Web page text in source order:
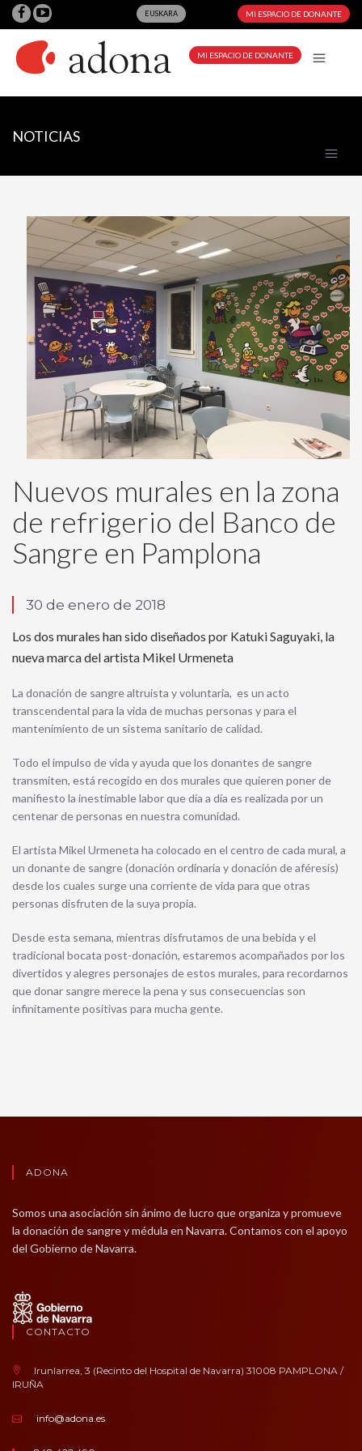
EUSKARA MI ESPACIO DE DONANTE
MI ESPACIO DE DONANTE
NOTICIAS
Nuevos murales en la zona
de refrigerio del Banco de
Sangre en Pamplona
30 de enero de 2018
Los dos murales han sido diseñados por Katuki Saguyaki, la
nueva marca del artista Mikel Urmeneta
La donación de sangre altruista y voluntaria, es un acto
transcendental para la vida de muchas personas y para el
mantenimiento de un sistema sanitario de calidad.
Todo el impulso de vida y ayuda que los donantes de sangre
transmiten, está recogido en dos murales que quieren poner de
manifiesto la inestimable labor que día a día es realizada por un
centenar de personas en nuestra comunidad.
El artista Mikel Urmeneta ha colocado en el centro de cada mural, a
un donante de sangre (donación ordinaria y donación de aféresis)
desde los cuales surge una corriente de vida para que otras
personas disfruten de la suya propia.
Desde esta semana, mientras disfrutamos de una bebida y el
tradicional bocata post-donación, estaremos acompañados por los
divertidos y alegres personajes de estos murales, para recordarnos
que donar sangre merece la pena y sus consecuencias son
infinitamente positivas para mucha gente.
ADONA
Somos una asociación sin ánimo de lucro que organiza y promueve
la donación de sangre y médula en Navarra. Contamos con el apoyo
del Gobierno de Navarra.
CONTACTO
Irunlarrea, 3 (Recinto del Hospital de Navarra) 31008 PAMPLONA /
IRUÑA
info@adona.es